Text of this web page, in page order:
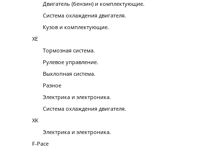
Двигатель (бензин) и комплектующие.
Система охлаждения двигателя.
Кузов и комплектующие.
XE
Тормозная система.
Рулевое управление.
Выхлопная система.
Разное
Электрика и электроника.
Система охлаждения двигателя.
XK
Электрика и электроника.
F-Pace